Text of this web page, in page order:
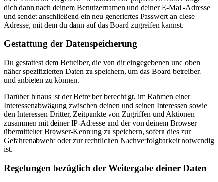
dich dann nach deinem Benutzernamen und deiner E-Mail-Adresse
und sendet anschließend ein neu generiertes Passwort an diese
Adresse, mit dem du dann auf das Board zugreifen kannst.
Gestattung der Datenspeicherung
Du gestattest dem Betreiber, die von dir eingegebenen und oben
näher spezifizierten Daten zu speichern, um das Board betreiben
und anbieten zu können.
Darüber hinaus ist der Betreiber berechtigt, im Rahmen einer
Interessenabwägung zwischen deinen und seinen Interessen sowie
den Interessen Dritter, Zeitpunkte von Zugriffen und Aktionen
zusammen mit deiner IP-Adresse und der von deinem Browser
übermittelter Browser-Kennung zu speichern, sofern dies zur
Gefahrenabwehr oder zur rechtlichen Nachverfolgbarkeit notwendig
ist.
Regelungen bezüglich der Weitergabe deiner Daten